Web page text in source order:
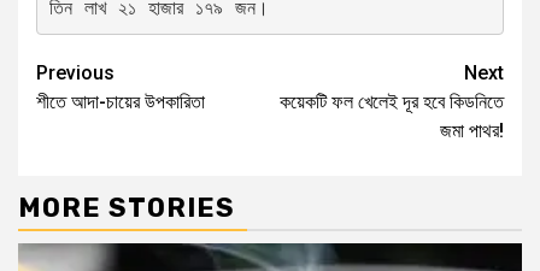
তিন লাখ ২১ হাজার ১৭৯ জন।
Previous
শীতে আদা-চায়ের উপকারিতা
Next
কয়েকটি ফল খেলেই দূর হবে কিডনিতে
জমা পাথর!
MORE STORIES